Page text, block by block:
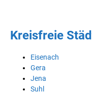
Kreisfreie
Eisenach
Gera
Jena
Suhl